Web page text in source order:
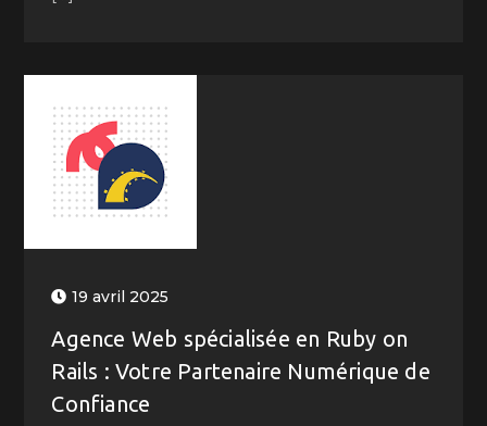
19 avril 2025
Agence Web spécialisée en Ruby on
Rails : Votre Partenaire Numérique de
Confiance